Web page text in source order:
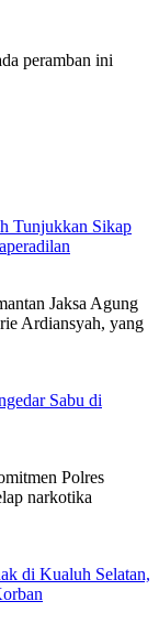
peramban ini
Tunjukkan Sikap
Jaksa Agung
Ardiansyah, yang
Sabu di
Polres
narkotika
di Kualuh Selatan,